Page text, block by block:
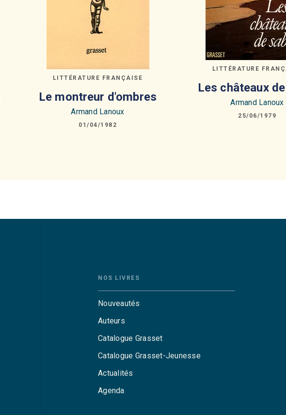
LITTÉRATURE FRANÇAISE
Le montreur d'ombres
Armand Lanoux
01/04/1982
LITTÉRATURE
Les châteaux
Armand Lanoux
25/06/1979
NOS LIVRES
Nouveautés
Auteurs
Catalogue Grasset
Catalogue Grasset-Jeunesse
Actualités
Agenda